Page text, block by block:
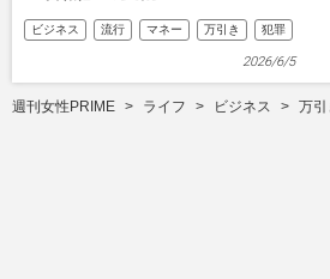
ビジネス 流行 マネー 万引き 犯罪
2026/6/5
週刊女性PRIME ライフ ビジネス 万引